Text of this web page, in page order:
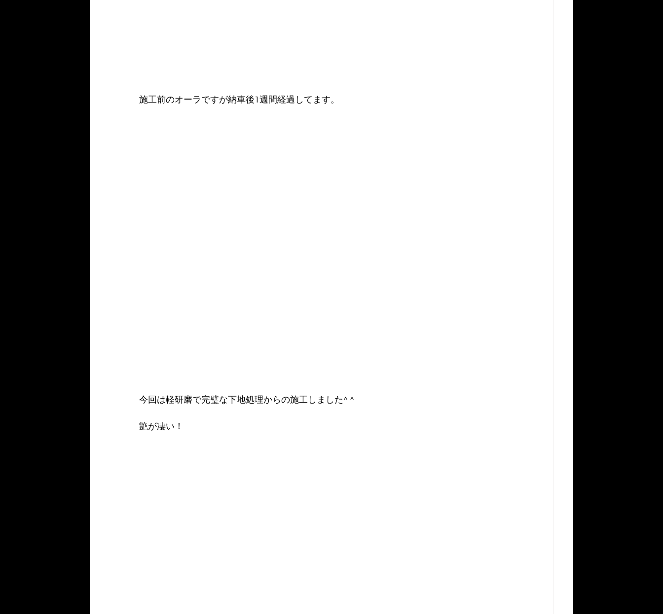
施工前のオーラですが納車後1週間経過してます。
今回は軽研磨で完璧な下地処理からの施工しました^ ^
艶が凄い！